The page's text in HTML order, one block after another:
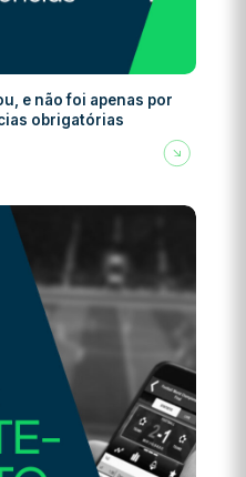
e não foi apenas por
obrigatórias